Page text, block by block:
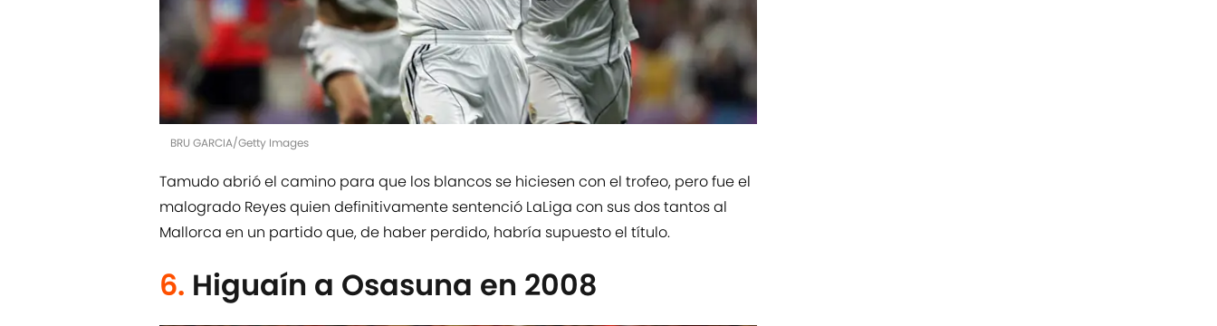
BRU GARCIA/Getty Images
Tamudo abrió el camino para que los blancos se hiciesen con el trofeo, pero fue el
malogrado Reyes quien definitivamente sentenció LaLiga con sus dos tantos al
Mallorca en un partido que, de haber perdido, habría supuesto el título.
6. Higuaín a Osasuna en 2008